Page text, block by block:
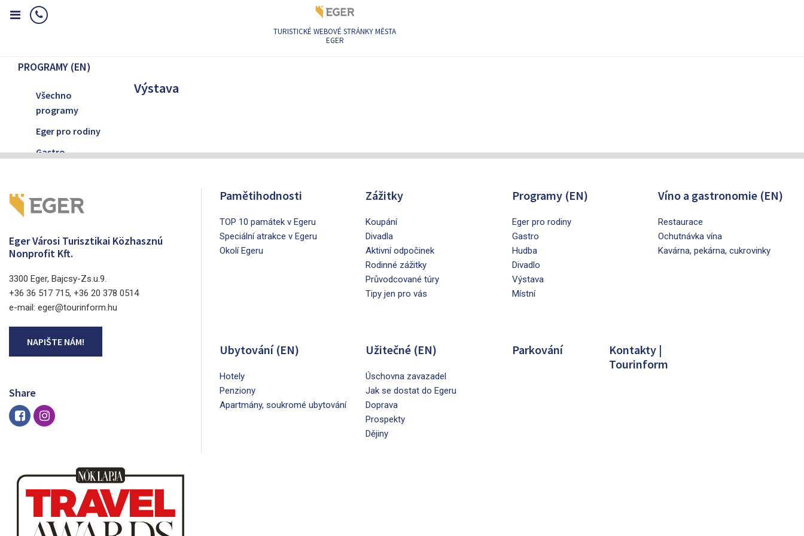
TURISTICKÉ WEBOVÉ STRÁNKY MĚSTA
EGER
PROGRAMY (EN)
Všechno
programy
Eger pro rodiny
Gastro
Výstava
Místní
Výstava
Eger Városi Turisztikai Közhasznú
Nonprofit Kft.
3300 Eger, Bajcsy-Zs.u.9.
+36 36 517 715, +36 20 378 0514
e-mail: eger@tourinform.hu
NAPIŠTE NÁM!
Share
Pamětihodnosti
TOP 10 památek v Egeru
Speciální atrakce v Egeru
Okolí Egeru
Zážitky
Koupání
Divadla
Aktivní odpočinek
Rodinné zážitky
Průvodcované túry
Tipy jen pro vás
Programy (EN)
Eger pro rodiny
Gastro
Hudba
Divadlo
Výstava
Místní
Víno a gastronomie (EN)
Restaurace
Ochutnávka vína
Kavárna, pekárna, cukrovinky
Ubytování (EN)
Hotely
Penziony
Apartmány, soukromé ubytování
Užitečné (EN)
Úschovna zavazadel
Jak se dostat do Egeru
Doprava
Prospekty
Dějiny
Parkování
Kontakty |
Tourinform